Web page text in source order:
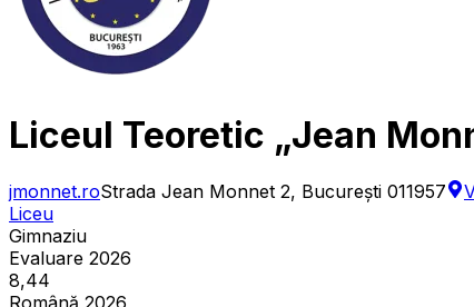
Liceul Teoretic „Jean
jmonnet.roStrada Jean Monnet 2, București 011957
Liceu
Gimnaziu
Evaluare 2026
8,44